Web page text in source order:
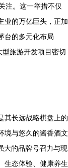
注。这一举措不仅
业的万亿巨头，正加
台的多元化布局
型旅游开发项目密切
其长远战略棋盘上的
境与悠久的酱香酒文
大的品牌号召力与现
生态体验、健康养生